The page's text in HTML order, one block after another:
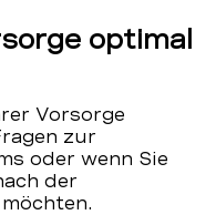
optimal
Vorsorge
zur
oder wenn Sie
der